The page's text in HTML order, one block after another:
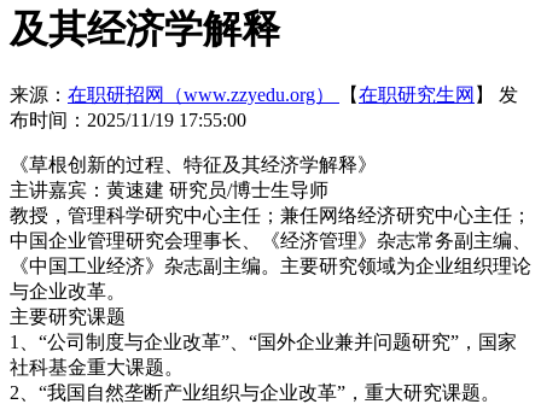
及其经济学解释
来源： 在职研招网（www.zzyedu.org） 【在职研究生网 】
发
布时间：2025/11/19 17:55:00
《草根创新的过程、特征及其经济学解释》
主讲嘉宾：黄速建 研究员/博士生导师
教授，管理科学研究中心主任；兼任网络经济研究中心主任；
中国企业管理研究会理事长、《经济管理》杂志常务副主编、
《中国工业经济》杂志副主编。主要研究领域为企业组织理论
与企业改革。
主要研究课题
1、“公司制度与企业改革”、“国外企业兼并问题研究”，国家
社科基金重大课题。
2、“我国自然垄断产业组织与企业改革”，重大研究课题。